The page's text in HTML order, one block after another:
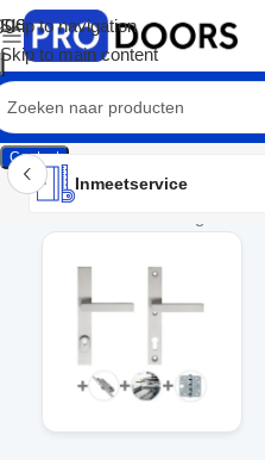
Skip to navigation
Skip to main content
Contact
Inmeetservice
Montageservice
Advies op maat
Showroom
Inmeetservice